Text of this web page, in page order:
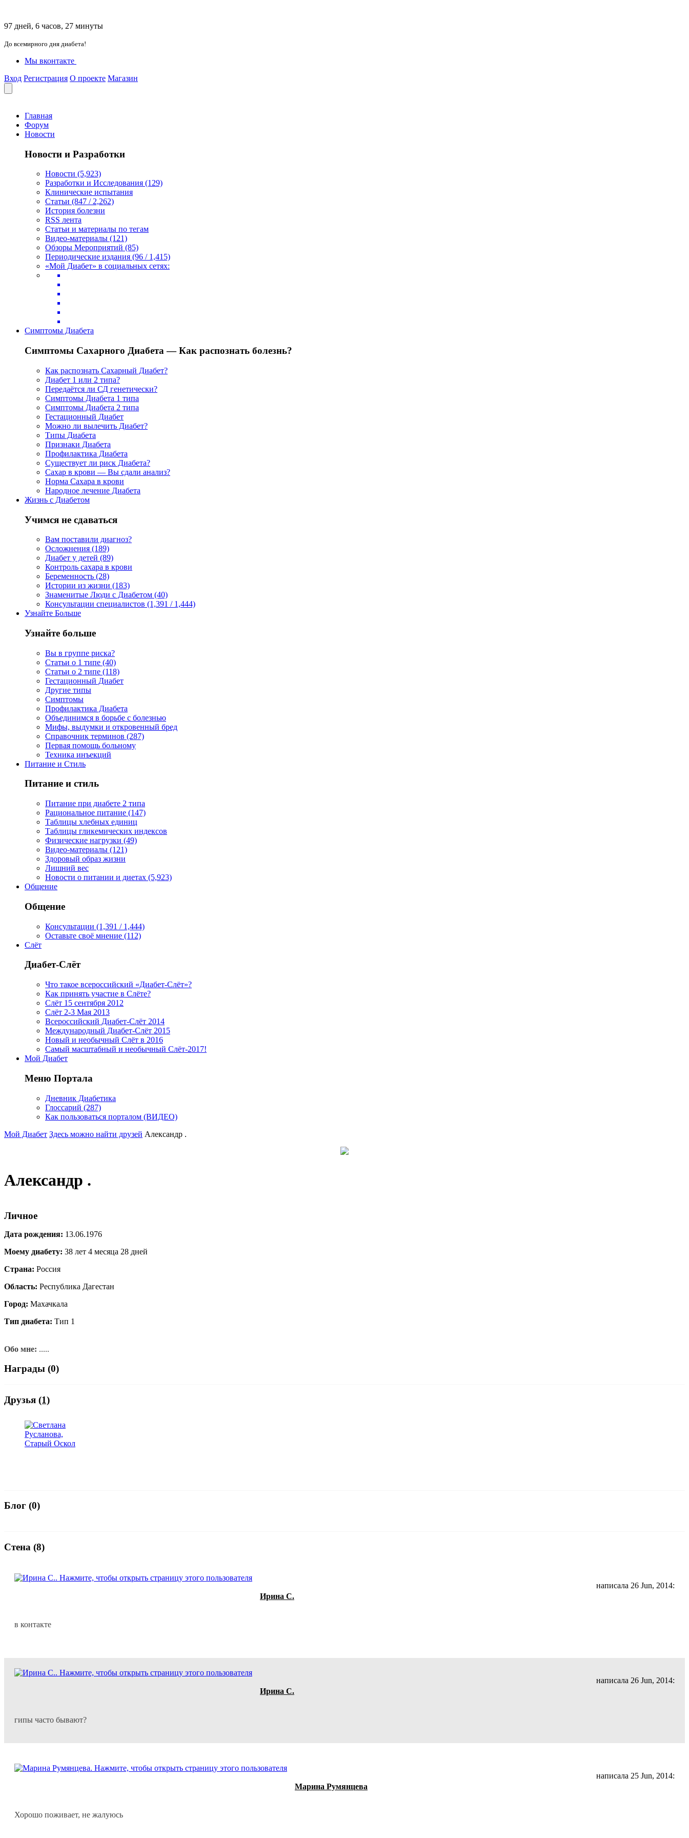
97 дней, 6 часов, 27 минуты
До всемирного дня диабета!
Мы вконтакте
Вход Регистрация О проекте Магазин
Главная
Форум
Новости
Новости и Разработки
Новости (5,923)
Разработки и Исследования (129)
Клинические испытания
Статьи (847 / 2,262)
История болезни
RSS лента
Статьи и материалы по тегам
Видео-материалы (121)
Обзоры Мероприятий (85)
Периодические издания (96 / 1,415)
«Мой Диабет» в социальных сетях:
Симптомы Диабета
Симптомы Сахарного Диабета — Как распознать болезнь?
Как распознать Сахарный Диабет?
Диабет 1 или 2 типа?
Передаётся ли СД генетически?
Симптомы Диабета 1 типа
Симптомы Диабета 2 типа
Гестационный Диабет
Можно ли вылечить Диабет?
Типы Диабета
Признаки Диабета
Профилактика Диабета
Существует ли риск Диабета?
Сахар в крови — Вы сдали анализ?
Норма Сахара в крови
Народное лечение Диабета
Жизнь с Диабетом
Учимся не сдаваться
Вам поставили диагноз?
Осложнения (189)
Диабет у детей (89)
Контроль сахара в крови
Беременность (28)
Истории из жизни (183)
Знаменитые Люди с Диабетом (40)
Консультации специалистов (1,391 / 1,444)
Узнайте Больше
Узнайте больше
Вы в группе риска?
Статьи о 1 типе (40)
Статьи о 2 типе (118)
Гестационный Диабет
Другие типы
Симптомы
Профилактика Диабета
Объединимся в борьбе с болезнью
Мифы, выдумки и откровенный бред
Справочник терминов (287)
Первая помощь больному
Техника инъекций
Питание и Стиль
Питание и стиль
Питание при диабете 2 типа
Рациональное питание (147)
Таблицы хлебных единиц
Таблицы гликемических индексов
Физические нагрузки (49)
Видео-материалы (121)
Здоровый образ жизни
Лишний вес
Новости о питании и диетах (5,923)
Общение
Общение
Консультации (1,391 / 1,444)
Оставьте своё мнение (112)
Слёт
Диабет-Слёт
Что такое всероссийский «Диабет-Слёт»?
Как принять участие в Слёте?
Слёт 15 сентября 2012
Слёт 2-3 Мая 2013
Всероссийский Диабет-Слёт 2014
Международный Диабет-Слёт 2015
Новый и необычный Слёт в 2016
Самый масштабный и необычный Слёт-2017!
Мой Диабет
Меню Портала
Дневник Диабетика
Глоссарий (287)
Как пользоваться порталом (ВИДЕО)
Мой Диабет Здесь можно найти друзей Александр .
Александр .
Личное
Дата рождения: 13.06.1976
Моему диабету: 38 лет 4 месяца 28 дней
Страна: Россия
Область: Республика Дагестан
Город: Махачкала
Тип диабета: Тип 1
Обо мне: .....
Награды (0)
Друзья (1)
Блог (0)
Стена (8)
Ирина C.
написала 26 Jun, 2014:
в контакте
Ирина C.
написала 26 Jun, 2014:
гипы часто бывают?
Марина Румянцева
написала 25 Jun, 2014:
Хорошо поживает, не жалуюсь